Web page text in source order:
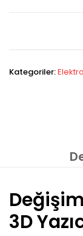
Kategoriler:
3D